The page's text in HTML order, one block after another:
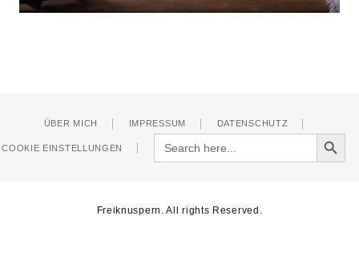
ÜBER MICH IMPRESSUM DATENSCHUTZ
COOKIE EINSTELLUNGEN
Search
for:
Search Button
Freiknuspern. All rights Reserved.